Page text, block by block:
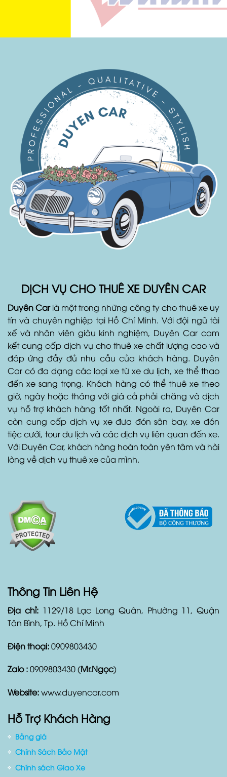
DỊCH VỤ CHO THUÊ XE DUYÊN CAR
Duyên Carlà một trong những công ty cho thuê xe uy
tín và chuyên nghiệp tại Hồ Chí Minh. Với đội ngũ tài
xế và nhân viên giàu kinh nghiệm, Duyên Car cam
kết cung cấp dịch vụ cho thuê xe chất lượng cao và
đáp ứng đầy đủ nhu cầu của khách hàng. Duyên
Car có đa dạng các loại xe từ xe du lịch, xe thể thao
đến xe sang trọng. Khách hàng có thể thuê xe theo
giờ, ngày hoặc tháng với giá cả phải chăng và dịch
vụ hỗ trợ khách hàng tốt nhất. Ngoài ra, Duyên Car
còn cung cấp dịch vụ xe đưa đón sân bay, xe đón
tiệc cưới, tour du lịch và các dịch vụ liên quan đến xe.
Với Duyên Car, khách hàng hoàn toàn yên tâm và hài
lòng về dịch vụ thuê xe của mình.
Thông Tin Liên Hệ
Địa chỉ: 1129/18 Lạc Long Quân, Phường 11, Quận
Tân Bình, Tp. Hồ Chí Minh
Điện thoại:0909803430
Zalo :0909803430 (Mr.Ngọc)
Website:www.duyencar.com
Hỗ Trợ Khách Hàng
Bảng giá
Chính Sách Bảo Mật
Chính sách Giao Xe